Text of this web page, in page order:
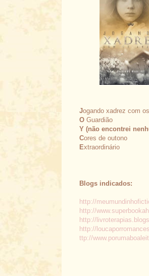
Jogando xadrez com
O Guardião
Y (não encontrei
Cores de outono
Extraordinário
Blogs indicados:
http://
http://
http://
http://
ttp://